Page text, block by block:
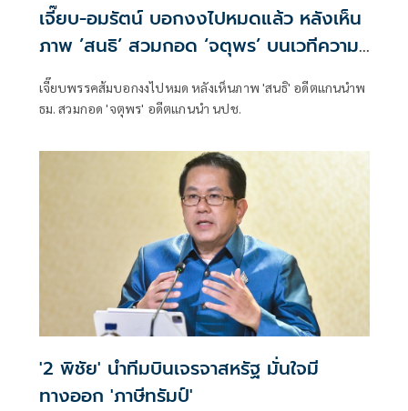
เจี๊ยบ-อมรัตน์ บอกงงไปหมดแล้ว หลังเห็น
ภาพ ’สนธิ’ สวมกอด ‘จตุพร’ บนเวทีความ
จริงมีหนึ่งเดียว
เจี๊ยบพรรคส้มบอกงงไปหมด หลังเห็นภาพ 'สนธิ' อดีตแกนนำพ
ธม. สวมกอด 'จตุพร' อดีตแกนนำ นปช.
'2 พิชัย' นำทีมบินเจรจาสหรัฐ มั่นใจมี
ทางออก 'ภาษีทรัมป์'